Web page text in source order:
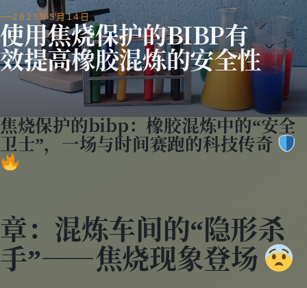
2025年5月14日
使用焦烧保护的BIBP有
效提高橡胶混炼的安全性
焦烧保护的bibp：橡胶混炼中的“安全
卫士”，一场与时间赛跑的科技传奇
章：混炼车间的“隐形杀
手”——焦烧现象登场